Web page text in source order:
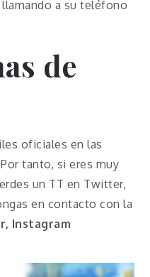
a su teléfono
de
oficiales en las
tanto, si eres muy
un TT en Twitter,
en contacto con la
Instagram